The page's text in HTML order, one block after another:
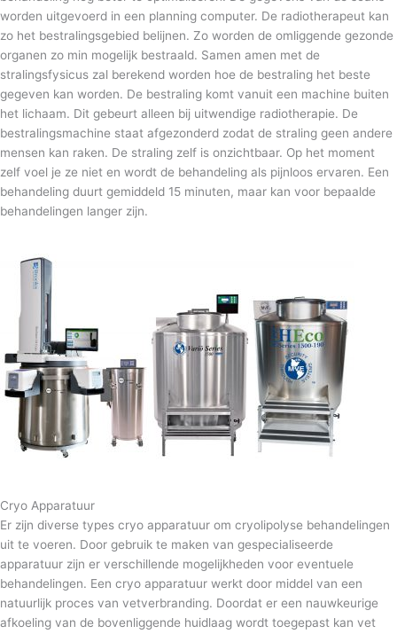
worden uitgevoerd in een planning computer. De radiotherapeut kan
zo het bestralingsgebied belijnen. Zo worden de omliggende gezonde
organen zo min mogelijk bestraald. Samen amen met de
stralingsfysicus zal berekend worden hoe de bestraling het beste
gegeven kan worden. De bestraling komt vanuit een machine buiten
het lichaam. Dit gebeurt alleen bij uitwendige radiotherapie. De
bestralingsmachine staat afgezonderd zodat de straling geen andere
mensen kan raken. De straling zelf is onzichtbaar. Op het moment
zelf voel je ze niet en wordt de behandeling als pijnloos ervaren. Een
behandeling duurt gemiddeld 15 minuten, maar kan voor bepaalde
behandelingen langer zijn.
Cryo Apparatuur
Er zijn diverse types cryo apparatuur om cryolipolyse behandelingen
uit te voeren. Door gebruik te maken van gespecialiseerde
apparatuur zijn er verschillende mogelijkheden voor eventuele
behandelingen. Een cryo apparatuur werkt door middel van een
natuurlijk proces van vetverbranding. Doordat er een nauwkeurige
afkoeling van de bovenliggende huidlaag wordt toegepast kan vet